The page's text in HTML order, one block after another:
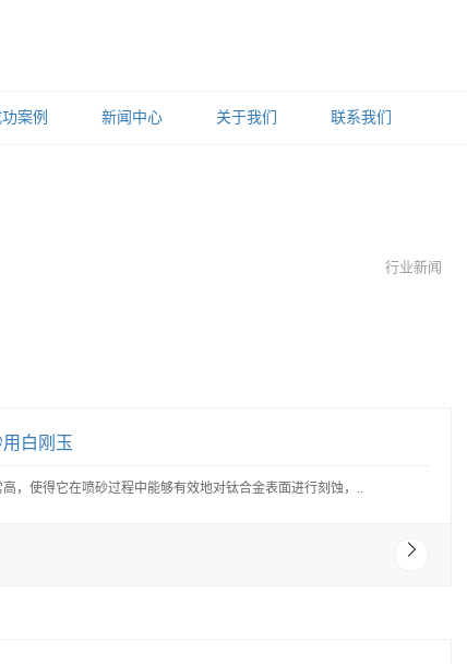
案例 新闻中心 关于我们 联系我们
行业新闻
白刚玉
，使得它在喷砂过程中能够有效地对钛合金表面进行刻蚀，..